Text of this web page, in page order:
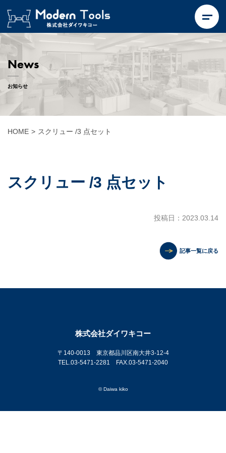
News
お知らせ
HOME > スクリュー /3 点セット
スクリュー /3 点セット
投稿日：2023.03.14
記事一覧に戻る
株式会社ダイワキコー
〒140-0013 東京都品川区南大井3-12-4
TEL.03-5471-2281 FAX.03-5471-2040
© Daiwa kiko